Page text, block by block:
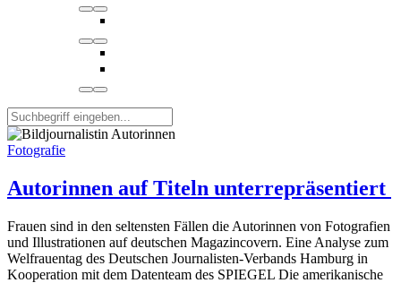
Fotografie
Autorinnen auf Titeln unterrepräsentiert
Frauen sind in den seltensten Fällen die Autorinnen von Fotografien
und Illustrationen auf deutschen Magazincovern. Eine Analyse zum
Welfrauentag des Deutschen Journalisten-Verbands Hamburg in
Kooperation mit dem Datenteam des SPIEGEL Die amerikanische